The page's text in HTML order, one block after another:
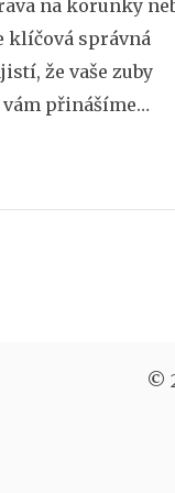
na korunky
klíčová správná
že vaše zuby
přinášíme
rychlé
©